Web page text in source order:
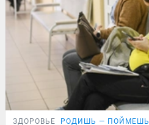
ЗДОРОВЬЕ РОДИШЬ — ПОЙМЕШЬ